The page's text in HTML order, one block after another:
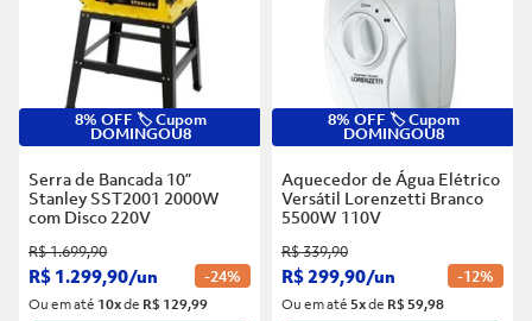
8% OFF 🏷️ Cupom
DOMINGOU8
Serra de Bancada 10”
Stanley SST2001 2000W
com Disco 220V
R$1.699,90
R$ 1.299,90/un -24%
Ou em até 10xde R$ 129,99
8% OFF 🏷️ Cupom
DOMINGOU8
Aquecedor de Água Elétrico
Versátil Lorenzetti Branco
5500W 110V
R$339,90
R$299,90/un -12%
Ou em até5xde R$ 59,98